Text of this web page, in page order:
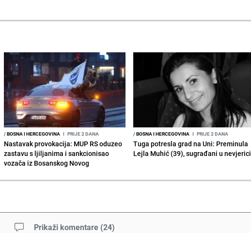
/BOSNA I HERCEGOVINA I PRIJE 2 DANA
Nastavak provokacija: MUP RS oduzeo
zastavu s ljiljanima i sankcionisao
vozača iz Bosanskog Novog
/BOSNA I HERCEGOVINA I PRIJE 2 DANA
Tuga potresla grad na Uni: Preminula
Lejla Muhić (39), sugrađani u nevjerici
Prikaži komentare (24)